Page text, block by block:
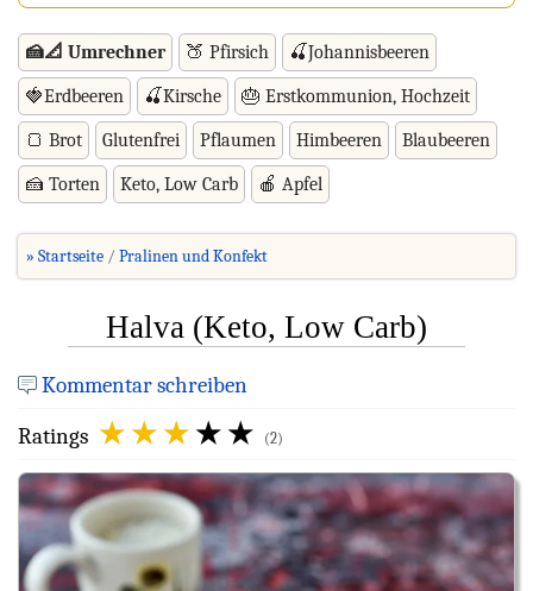
🍰📐 Umrechner 🍑 Pfirsich 🍒Johannisbeeren
🍓Erdbeeren 🍒Kirsche 🎂 Erstkommunion, Hochzeit
🍞 Brot Glutenfrei Pflaumen Himbeeren Blaubeeren
🍰 Torten Keto, Low Carb 🍎 Apfel
» Startseite Pralinen und Konfekt
Halva (Keto, Low Carb)
Kommentar schreiben
Ratings
(2)